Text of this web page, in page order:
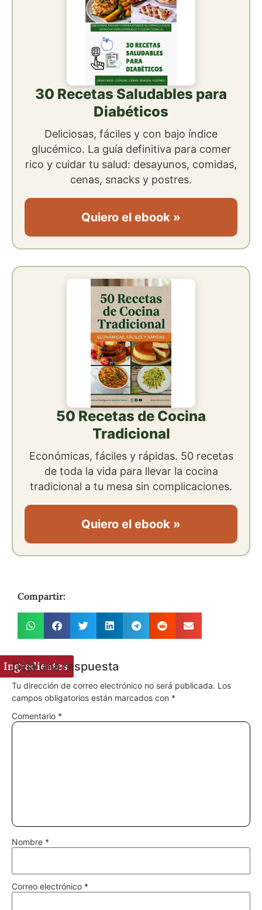
Ingredientes
30 Recetas Saludables para
Diabéticos
Deliciosas, fáciles y con bajo índice
glucémico. La guía definitiva para comer
rico y cuidar tu salud: desayunos, comidas,
cenas, snacks y postres.
Quiero el ebook »
50 Recetas de Cocina
Tradicional
Económicas, fáciles y rápidas. 50 recetas
de toda la vida para llevar la cocina
tradicional a tu mesa sin complicaciones.
Quiero el ebook »
Compartir:
Deja una respuesta
Tu dirección de correo electrónico no será publicada. Los
campos obligatorios están marcados con *
Comentario *
Nombre *
Correo electrónico *